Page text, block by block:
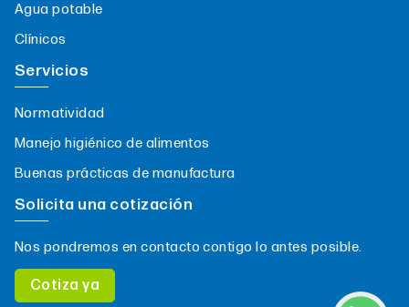
Agua potable
Clínicos
Servicios
Normatividad
Manejo higiénico de alimentos
Buenas prácticas de manufactura
Solicita una cotización
Nos pondremos en contacto contigo lo antes posible.
Cotiza ya